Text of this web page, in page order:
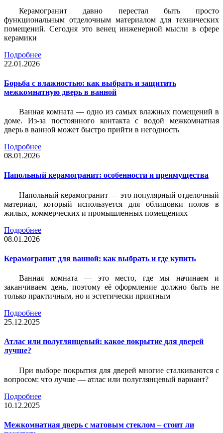
Керамогранит давно перестал быть просто
функциональным отделочным материалом для технических
помещений. Сегодня это венец инженерной мысли в сфере
керамики
Подробнее
22.01.2026
Борьба с влажностью: как выбрать и защитить
межкомнатную дверь в ванной
Ванная комната — одно из самых влажных помещений в
доме. Из-за постоянного контакта с водой межкомнатная
дверь в ванной может быстро прийти в негодность
Подробнее
08.01.2026
Напольный керамогранит: особенности и преимущества
Напольный керамогранит — это популярный отделочный
материал, который используется для облицовки полов в
жилых, коммерческих и промышленных помещениях
Подробнее
08.01.2026
Керамогранит для ванной: как выбрать и где купить
Ванная комната — это место, где мы начинаем и
заканчиваем день, поэтому её оформление должно быть не
только практичным, но и эстетически приятным
Подробнее
25.12.2025
Атлас или полуглянцевый: какое покрытие для дверей
лучше?
При выборе покрытия для дверей многие сталкиваются с
вопросом: что лучше — атлас или полуглянцевый вариант?
Подробнее
10.12.2025
Межкомнатная дверь с матовым стеклом – стоит ли